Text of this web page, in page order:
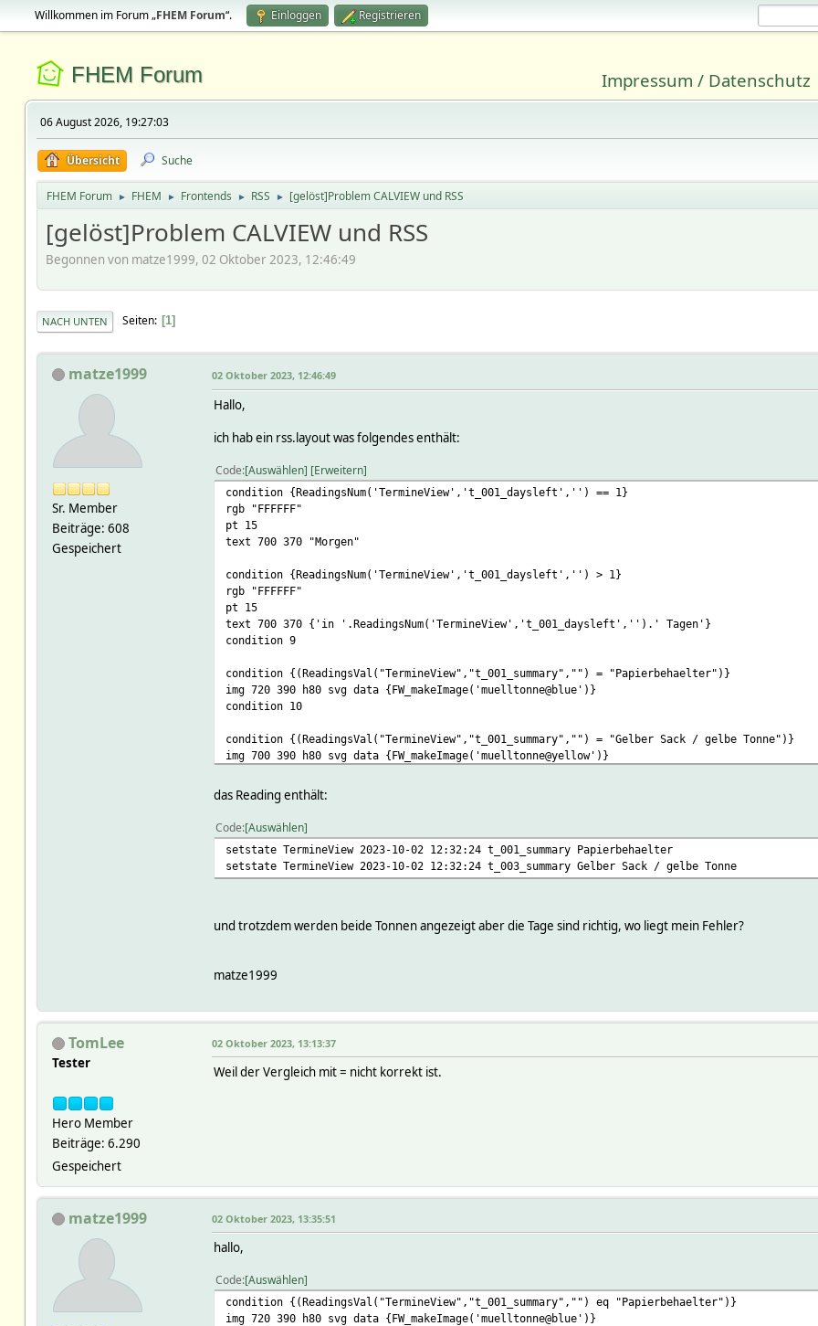
Willkommen im Forum „FHEM Forum“. Einloggen Registrieren
FHEM Forum Impressum / Datenschutz
06 August 2026, 19:27:03
Übersicht Suche
FHEM Forum ► FHEM ► Frontends ► RSS ► [gelöst]Problem CALVIEW und RSS
[gelöst]Problem CALVIEW und RSS
Begonnen von matze1999, 02 Oktober 2023, 12:46:49
NACH UNTEN Seiten 1
matze1999
Sr. Member
Beiträge: 608
Gespeichert
02 Oktober 2023, 12:46:49
Hallo,
ich hab ein rss.layout was folgendes enthält:
Code Auswählen Erweitern
condition {ReadingsNum('TermineView','t_001_daysleft','') == 1}
rgb "FFFFFF"
pt 15
text 700 370 "Morgen"
condition {ReadingsNum('TermineView','t_001_daysleft','') > 1}
rgb "FFFFFF"
pt 15
text 700 370 {'in '.ReadingsNum('TermineView','t_001_daysleft','').' Tagen'}
condition 9
condition {(ReadingsVal("TermineView","t_001_summary","") = "Papierbehaelter")}
img 720 390 h80 svg data {FW_makeImage('muelltonne@blue')}
condition 10
condition {(ReadingsVal("TermineView","t_001_summary","") = "Gelber Sack / gelbe Tonne")}
img 700 390 h80 svg data {FW_makeImage('muelltonne@yellow')}
das Reading enthält:
Code Auswählen
setstate TermineView 2023-10-02 12:32:24 t_001_summary Papierbehaelter
setstate TermineView 2023-10-02 12:32:24 t_003_summary Gelber Sack / gelbe Tonne
und trotzdem werden beide Tonnen angezeigt aber die Tage sind richtig, wo liegt mein Fehler?
matze1999
TomLee
Tester
Hero Member
Beiträge: 6.290
Gespeichert
02 Oktober 2023, 13:13:37
Weil der Vergleich mit = nicht korrekt ist.
matze1999 02 Oktober 2023, 13:35:51
hallo,
Code Auswählen
condition {(ReadingsVal("TermineView","t_001_summary","") eq "Papierbehaelter")}
img 720 390 h80 svg data {FW_makeImage('muelltonne@blue')}